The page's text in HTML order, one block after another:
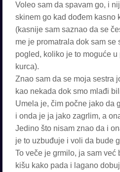
Voleo sam da spavam go, i
skinem go kad dođem kasno
(kasnije sam saznao da se
me je promatrala dok sam
pogled, koliko je to moguće u
kurca).
Znao sam da se moja sestra
kao nekada dok smo mlađi
Umela je, čim počne jako da
i onda je ja jako zagrlim, a
Jedino što nisam znao da i
je to uzbuđuje i voli da bude
To veče je grmilo, ja sam već
kišu kako pada i lagano